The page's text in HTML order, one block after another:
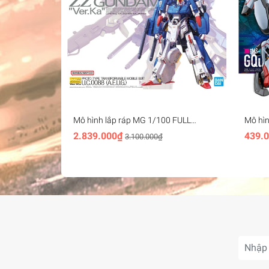
Mô hình lắp ráp MG 1/100 FULL
ARMOR ZZ GUNDAM Ver.Ka Bandai
2.839.000₫ 3.100.000₫
Mô
-